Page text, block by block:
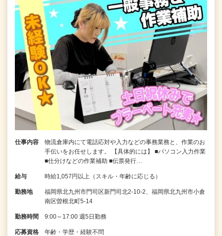
仕事内容
物流倉庫内にて電話応対や入力などの事務業務と、作業のお
手伝いをお任せします。 【具体的には】 ■パソコン入力作業
■仕分けなどの作業補助 ■伝票発行…
給与 時給1,057円以上（スキル・年齢に応じる）
勤務地
福岡県北九州市門司区新門司北2-10-2、福岡県北九州市小倉
南区曽根北町5-14
勤務時間 9:00～17:00 週5日勤務
応募資格 年齢・学歴・経験不問